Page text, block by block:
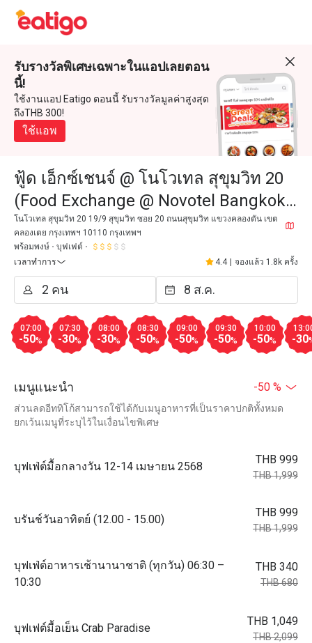
รับรางวัลพิเศษเฉพาะในแอปเลยตอน
นี้!
ใช้งานแอป Eatigo ตอนนี้ รับรางวัลมูลค่าสูงสุด
ถึงTHB 300!
ใช้แอพ
ฟู้ด เอ็กซ์เชนจ์ @ โนโวเทล สุขุมวิท 20
(Food Exchange @ Novotel Bangkok
Sukhumvit 20)
โนโวเทล สุขุมวิท 20 19/9 สุขุมวิท ซอย 20 ถนนสุขุมวิท แขวงคลองตัน เขต
คลองเตย กรุงเทพฯ 10110 กรุงเทพฯ
พร้อมพงษ์
บุฟเฟต์
เวลาทำการ
4.4 จองแล้ว 1.8k ครั้ง
07:00
-50%
07:30
-30%
08:00
-30%
08:30
-50%
09:00
-50%
09:30
-50%
10:00
-50% -30
เมนูแนะนำ -50 %
ส่วนลดอีททิโก้สามารถใช้ได้กับเมนูอาหารที่เป็นราคาปกติทั้งหมด
ยกเว้นเมนูที่ระบุไว้ในเงื่อนไขพิเศษ
บุฟเฟ่ต์มื้อกลางวัน 12-14 เมษายน 2568
THB 999
THB 1,999
บรันช์วันอาทิตย์ (12.00 - 15.00)
THB 999
THB 1,999
บุฟเฟ่ต์อาหารเช้านานาชาติ (ทุกวัน) 06:30 –
10:30
THB 340
THB 680
บุฟเฟต์มื้อเย็น Crab Paradise
THB 1,049
THB 2,099